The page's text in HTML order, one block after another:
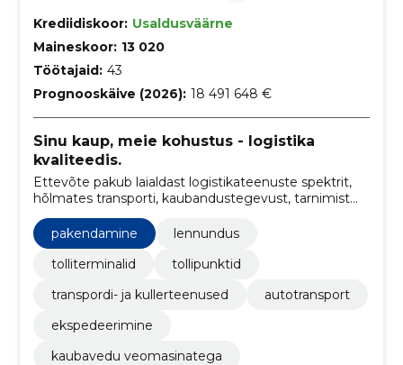
Krediidiskoor: Usaldusväärne
Maineskoor: 13 020
Töötajaid: 43
Prognooskäive (2026): 18 491 648 €
Sinu kaup, meie kohustus - logistika
kvaliteedis.
Ettevõte pakub laialdast logistikateenuste spektrit,
hõlmates transporti, kaubandustegevust, tarnimist
kaubavahetus igal sammul.
pakendamine
lennundus
tolliterminalid
tollipunktid
transpordi- ja kullerteenused
autotransport
ekspedeerimine
kaubavedu veomasinatega